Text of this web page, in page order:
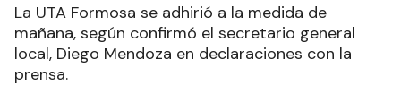
La UTA Formosa se adhirió a la medida de
mañana, según confirmó el secretario general
local, Diego Mendoza en declaraciones con la
prensa.